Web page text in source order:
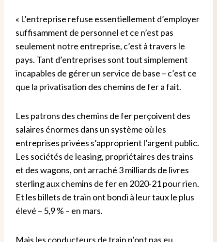
« L’entreprise refuse essentiellement d’employer
suffisamment de personnel et ce n’est pas
seulement notre entreprise, c’est à travers le
pays. Tant d’entreprises sont tout simplement
incapables de gérer un service de base – c’est ce
que la privatisation des chemins de fer a fait.
Les patrons des chemins de fer perçoivent des
salaires énormes dans un système où les
entreprises privées s’approprient l’argent public.
Les sociétés de leasing, propriétaires des trains
et des wagons, ont arraché 3 milliards de livres
sterling aux chemins de fer en 2020-21 pour rien.
Et les billets de train ont bondi à leur taux le plus
élevé – 5,9 % – en mars.
Mais les conducteurs de train n’ont pas eu